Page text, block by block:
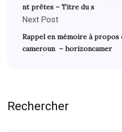
nt prêtes – Titre du s
Next Post
Rappel en mémoire à propos
cameroun – horizoncamer
Rechercher